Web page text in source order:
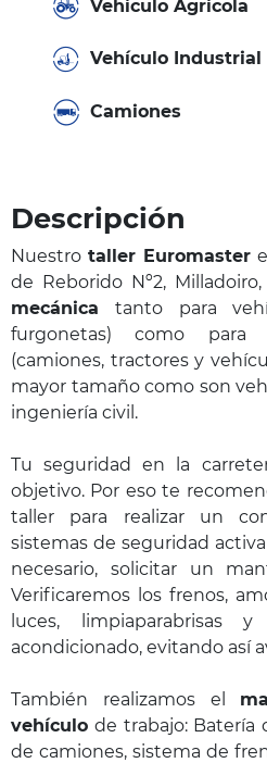
Vehículo Agrícola
Vehículo Industrial
Camiones
Descripción
Nuestro taller Euromaster
de Reborido Nº2,
mecánica tanto para
furgonetas) como para
(camiones, tractores y
mayor tamaño como son
ingeniería civil.
Tu seguridad en la
objetivo. Por eso te
taller para realizar un
sistemas de seguridad
necesario, solicitar un
Verificaremos los frenos,
luces,
acondicionado, evitando así
También realizamos el
vehículo de trabajo: Batería
de camiones, sistema de